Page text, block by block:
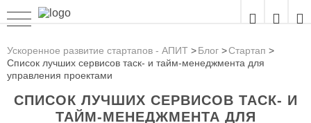
Ускоренное развитие стартапов - АПИТ Блог
Стартап
Список лучших сервисов таск- и тайм-менеджмента для
управления проектами
СПИСОК ЛУЧШИХ СЕРВИСОВ ТАСК- И
ТАЙМ-МЕНЕДЖМЕНТА ДЛЯ